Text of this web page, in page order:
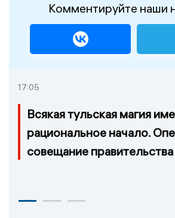
Комментируйте наши
17:05
Всякая тульская магия
рациональное начало.
совещание правительства